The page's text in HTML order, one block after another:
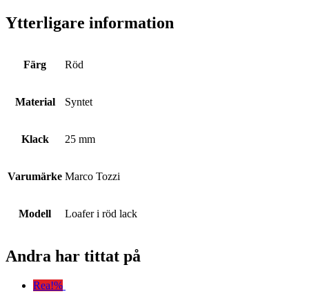
Ytterligare information
Färg Röd
Material Syntet
Klack 25 mm
Varumärke Marco Tozzi
Modell Loafer i röd lack
Andra har tittat på
Rea!%